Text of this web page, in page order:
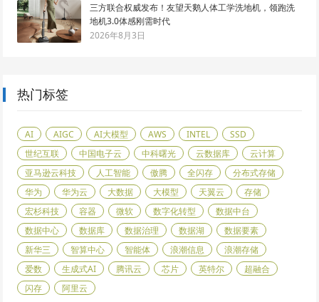
三方联合权威发布！友望天鹅人体工学洗地机，领跑洗
地机3.0体感刚需时代
2026年8月3日
热门标签
AI AIGC AI大模型 AWS INTEL
SSD
世纪互联
中国电子云 中科曙光 云数据库
云计算
亚马逊云科技
人工智能 傲腾 全闪存
分布式存储
华为
华为云 大数据 大模型 天翼云
存储
宏杉科技
容器 微软 数字化转型
数据中台
数据中心
数据库 数据治理 数据湖
数据要素
新华三
智算中心 智能体 浪潮信息
浪潮存储
爱数
生成式AI 腾讯云 芯片 英特尔
超融合
闪存
阿里云